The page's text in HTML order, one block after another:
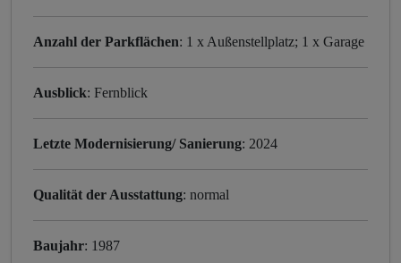
Anzahl der Parkflächen: 1 x Außenstellplatz; 1 x Garage
Ausblick: Fernblick
Letzte Modernisierung/ Sanierung: 2024
Qualität der Ausstattung: normal
Baujahr: 1987